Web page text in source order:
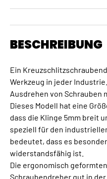
BESCHREIBUNG
Ein
Werkzeug in jeder
Ausdrehen von Schrauben
Dieses Modell hat eine
dass die Klinge 5mm breit
speziell für den
bedeutet, dass es
widerstandsfähig ist.
Die ergonomisch
Schraubendreher gut in